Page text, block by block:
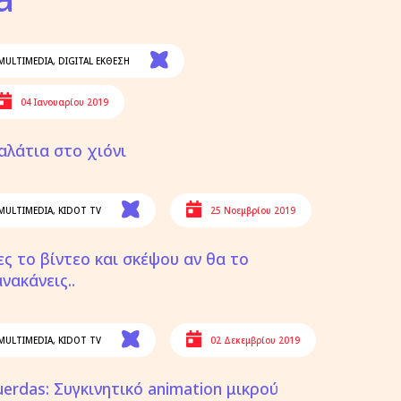
, DIGITAL ΕΚΘΕΣΗ
04 Ιανουαρίου 2019
στο χιόνι
, KIDOT TV 25 Νοεμβρίου 2019
το βίντεο και σκέψου αν θα το
, KIDOT TV 02 Δεκεμβρίου 2019
Συγκινητικό animation μικρού